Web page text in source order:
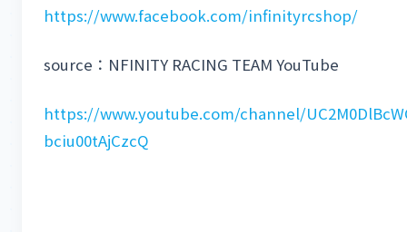
https://www.facebook.com/infinityrcshop/
source：NFINITY RACING TEAM YouTube
https://www.youtube.com/channel/
bciu00tAjCzcQ